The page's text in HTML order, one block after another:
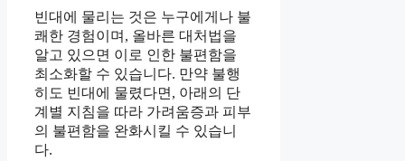
빈대에 물리는 것은 누구에게나 불
쾌한 경험이며, 올바른 대처법을
알고 있으면 이로 인한 불편함을
최소화할 수 있습니다. 만약 불행
히도 빈대에 물렸다면, 아래의 단
계별 지침을 따라 가려움증과 피부
의 불편함을 완화시킬 수 있습니
다.